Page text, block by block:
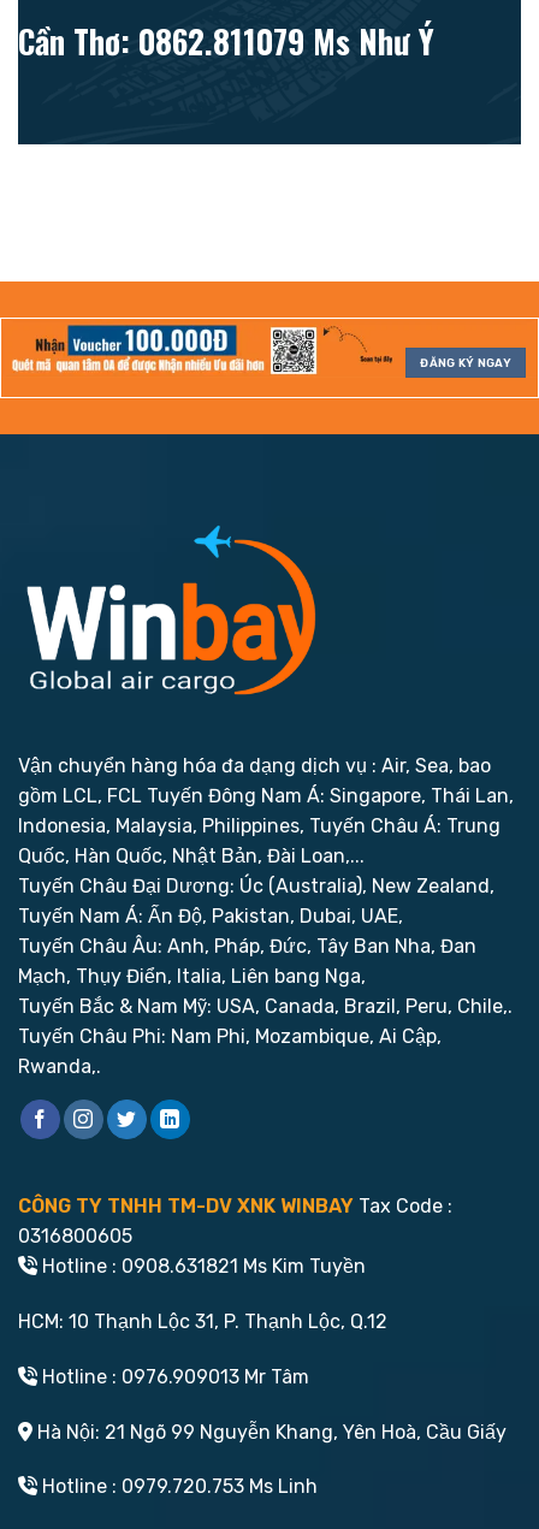
Cần Thơ: 0862.811079 Ms Như Ý
ĐĂNG KÝ NGAY
Vận chuyển hàng hóa đa dạng dịch vụ : Air, Sea, bao
gồm LCL, FCL Tuyến Đông Nam Á: Singapore, Thái Lan,
Indonesia, Malaysia, Philippines, Tuyến Châu Á: Trung
Quốc, Hàn Quốc, Nhật Bản, Đài Loan,...
Tuyến Châu Đại Dương: Úc (Australia), New Zealand,
Tuyến Nam Á: Ấn Độ, Pakistan, Dubai, UAE,
Tuyến Châu Âu: Anh, Pháp, Đức, Tây Ban Nha, Đan
Mạch, Thụy Điển, Italia, Liên bang Nga,
Tuyến Bắc & Nam Mỹ: USA, Canada, Brazil, Peru, Chile,.
Tuyến Châu Phi: Nam Phi, Mozambique, Ai Cập,
Rwanda,.
CÔNG TY TNHH TM-DV XNK WINBAY Tax Code :
0316800605
Hotline : 0908.631821 Ms Kim Tuyền
HCM: 10 Thạnh Lộc 31, P. Thạnh Lộc, Q.12
Hotline : 0976.909013 Mr Tâm
Hà Nội: 21 Ngõ 99 Nguyễn Khang, Yên Hoà, Cầu Giấy
Hotline : 0979.720.753 Ms Linh